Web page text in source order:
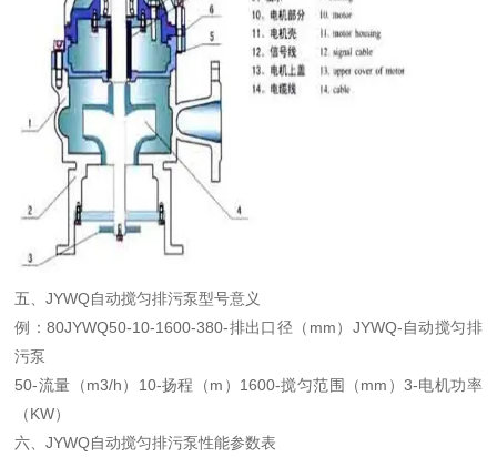
五、JYWQ自动搅匀排污泵型号意义
例：80JYWQ50-10-1600-380-排出口径（mm）JYWQ-自动搅匀排
污泵
50-流量（m3/h）10-扬程（m）1600-搅匀范围（mm）3-电机功率
（KW）
六、JYWQ自动搅匀排污泵性能参数表